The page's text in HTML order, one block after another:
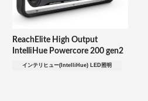
ReachElite High Output
IntelliHue Powercore 200 gen2
インテリヒュー(IntelliHue) LED照明